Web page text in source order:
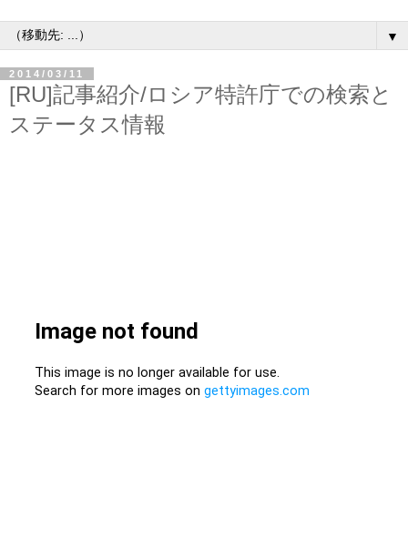
▼
2014/03/11
[RU]記事紹介/ロシア特許庁での検索と
ステータス情報